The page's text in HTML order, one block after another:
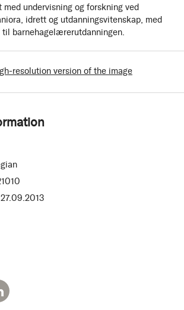
undervisning og forskning ved
idrett og utdanningsvitenskap, med
barnehagelærerutdanningen.
resolution version of the image
27.09.2013